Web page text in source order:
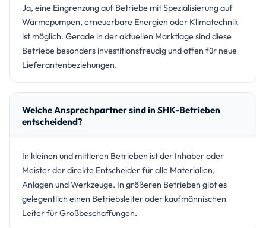
Ja, eine Eingrenzung auf Betriebe mit Spezialisierung auf
Wärmepumpen, erneuerbare Energien oder Klimatechnik
ist möglich. Gerade in der aktuellen Marktlage sind diese
Betriebe besonders investitionsfreudig und offen für neue
Lieferantenbeziehungen.
Welche Ansprechpartner sind in SHK-Betrieben
entscheidend?
In kleinen und mittleren Betrieben ist der Inhaber oder
Meister der direkte Entscheider für alle Materialien,
Anlagen und Werkzeuge. In größeren Betrieben gibt es
gelegentlich einen Betriebsleiter oder kaufmännischen
Leiter für Großbeschaffungen.